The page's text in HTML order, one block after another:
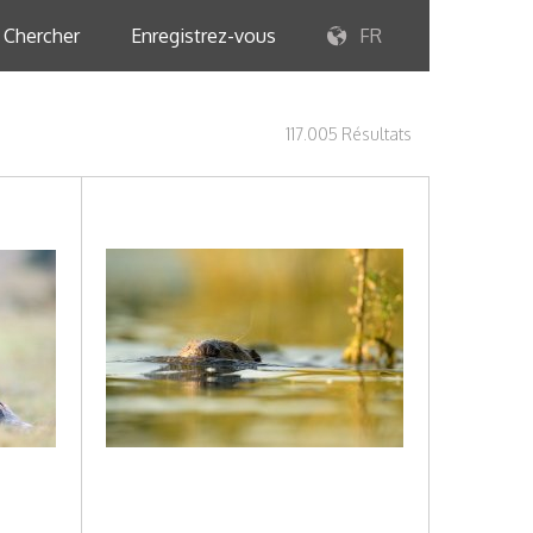
Chercher Enregistrez-vous FR
117.005 Résultats